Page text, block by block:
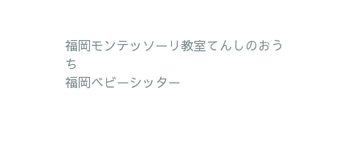
福岡モンテッソーリ教室てんしのおう
ち
福岡ベビーシッター